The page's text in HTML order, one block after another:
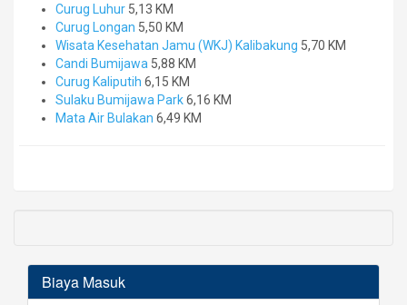
Curug Luhur 5,13 KM
Curug Longan 5,50 KM
Wisata Kesehatan Jamu (WKJ) Kalibakung 5,70 KM
Candi Bumijawa 5,88 KM
Curug Kaliputih 6,15 KM
Sulaku Bumijawa Park6,16 KM
Mata Air Bulakan 6,49 KM
Biaya Masuk